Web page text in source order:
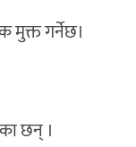
मुक्त गर्नेछ।
छन् ।